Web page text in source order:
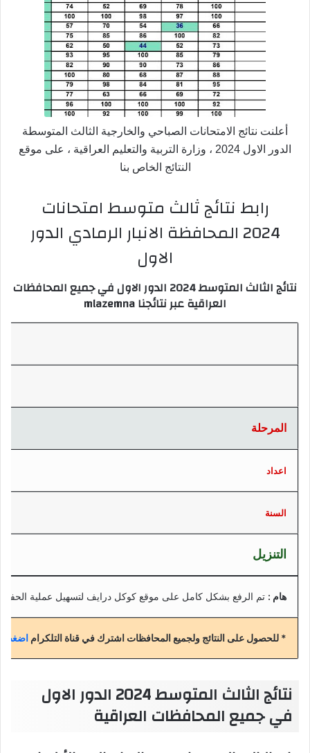
أعلنت نتائج الامتحانات الصباحي والخارجية الثالث المتوسطة
الدور الاول 2024 ، وزارة التربية والتعليم العراقية ، على موقع
النتائج الخاص بنا
رابط نتائج ثالث متوسط امتحانات
2024 المحافظة الانبار الرمادي الدور
الاول
نتائج الثالث المتوسط 2024 الدور الاول في جميع المحافظات
العراقية عبر نتائجنا mlazemna
المرحلة
اعداد
السنة
التنزيل
هام : تم الرفع بشكل كامل على موقع كوكل درايف لتسهيل عملية الحفظ
* للحصول على النتائج ولجميع المحافظات اشترك في قناة التلكرام اضغط
نتائج الثالث المتوسط 2024 الدور الاول
في جميع المحافظات العراقية